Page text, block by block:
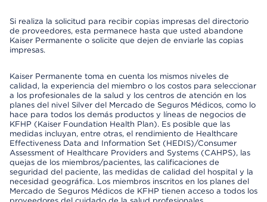
Si realiza la solicitud para recibir copias impresas del directorio
de proveedores, esta permanece hasta que usted abandone
Kaiser Permanente o solicite que dejen de enviarle las copias
impresas.
Kaiser Permanente toma en cuenta los mismos niveles de
calidad, la experiencia del miembro o los costos para seleccionar
a los profesionales de la salud y los centros de atención en los
planes del nivel Silver del Mercado de Seguros Médicos, como lo
hace para todos los demás productos y líneas de negocios de
KFHP (Kaiser Foundation Health Plan). Es posible que las
medidas incluyan, entre otras, el rendimiento de Healthcare
Effectiveness Data and Information Set (HEDIS)/Consumer
Assessment of Healthcare Providers and Systems (CAHPS), las
quejas de los miembros/pacientes, las calificaciones de
seguridad del paciente, las medidas de calidad del hospital y la
necesidad geográfica. Los miembros inscritos en los planes del
Mercado de Seguros Médicos de KFHP tienen acceso a todos los